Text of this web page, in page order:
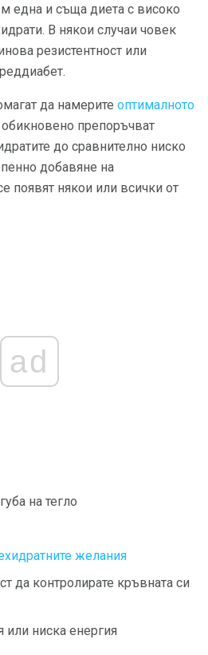
една и съща диета с високо
В някои случаи човек
резистентност или
да намерите оптималното
обикновено препоръчват
до сравнително ниско
добавяне на
появят някои или всички от
ad
на тегло
желания
да контролирате кръвната си
ниска енергия